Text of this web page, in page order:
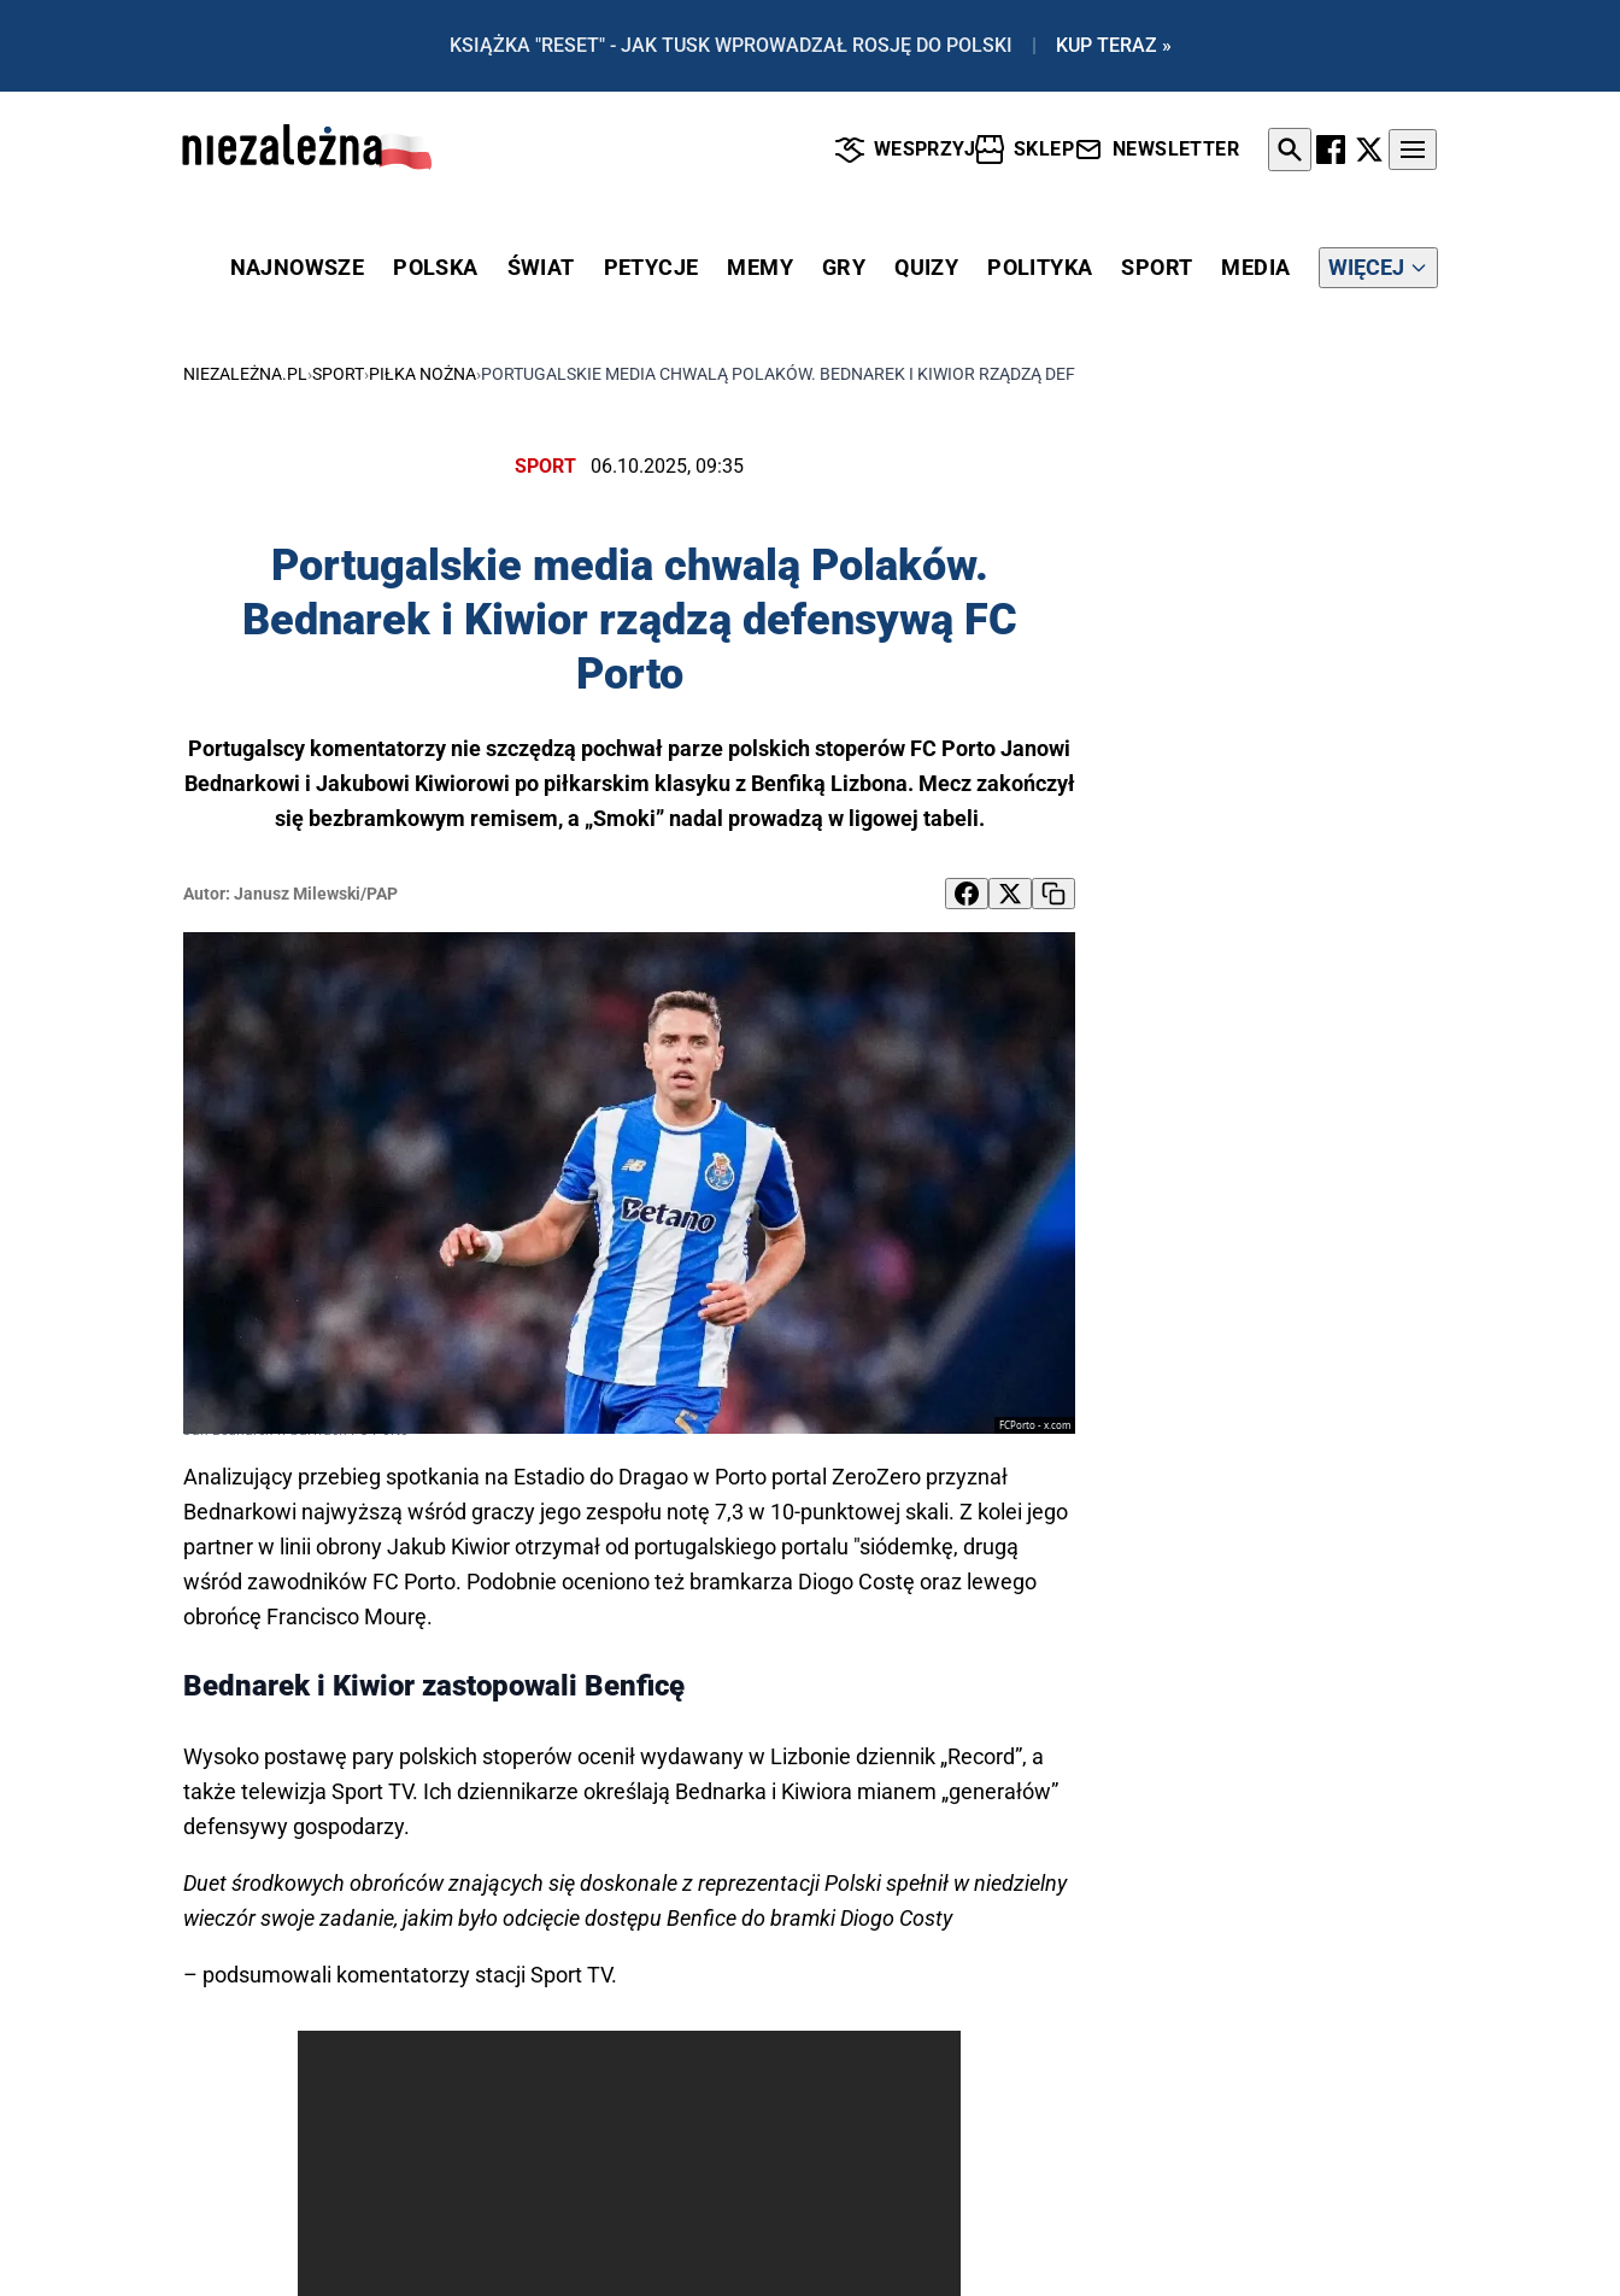
KSIĄŻKA "RESET" - JAK TUSK WPROWADZAŁ ROSJĘ DO POLSKI | KUP TERAZ »
WESPRZYJ SKLEP NEWSLETTER
NAJNOWSZE POLSKA ŚWIAT PETYCJE MEMY GRY QUIZY POLITYKA SPORT MEDIA WIĘCEJ
NIEZALEŻNA.PL ›SPORT›PIŁKA NOŻNA›PORTUGALSKIE MEDIA CHWALĄ POLAKÓW. BEDNAREK I KIWIOR RZĄDZĄ DEFENSYWĄ FC PORTO
SPORT 06.10.2025, 09:35
Portugalskie media chwalą Polaków.
Bednarek i Kiwior rządzą defensywą FC
Porto
Portugalscy komentatorzy nie szczędzą pochwał parze polskich stoperów FC Porto Janowi
Bednarkowi i Jakubowi Kiwiorowi po piłkarskim klasyku z Benfiką Lizbona. Mecz zakończył
się bezbramkowym remisem, a „Smoki” nadal prowadzą w ligowej tabeli.
Autor: Janusz Milewski/PAP
FCPorto - x.com
Jan Bednarek w barwach FC Porto
Analizujący przebieg spotkania na Estadio do Dragao w Porto portal ZeroZero przyznał
Bednarkowi najwyższą wśród graczy jego zespołu notę 7,3 w 10-punktowej skali. Z kolei jego
partner w linii obrony Jakub Kiwior otrzymał od portugalskiego portalu "siódemkę, drugą
wśród zawodników FC Porto. Podobnie oceniono też bramkarza Diogo Costę oraz lewego
obrońcę Francisco Mourę.
Bednarek i Kiwior zastopowali Benficę
Wysoko postawę pary polskich stoperów ocenił wydawany w Lizbonie dziennik „Record”, a
także telewizja Sport TV. Ich dziennikarze określają Bednarka i Kiwiora mianem „generałów”
defensywy gospodarzy.
Duet środkowych obrońców znających się doskonale z reprezentacji Polski spełnił w niedzielny
wieczór swoje zadanie, jakim było odcięcie dostępu Benfice do bramki Diogo Costy
– podsumowali komentatorzy stacji Sport TV.